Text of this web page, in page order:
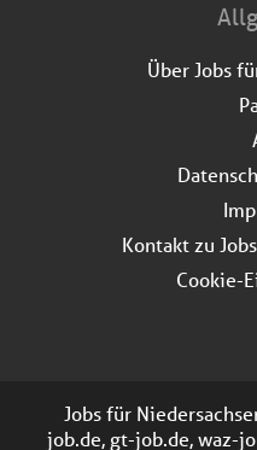
Über Jobs
Kontakt zu
Cookie-
Jobs für
job.de, gt-job.de, waz-